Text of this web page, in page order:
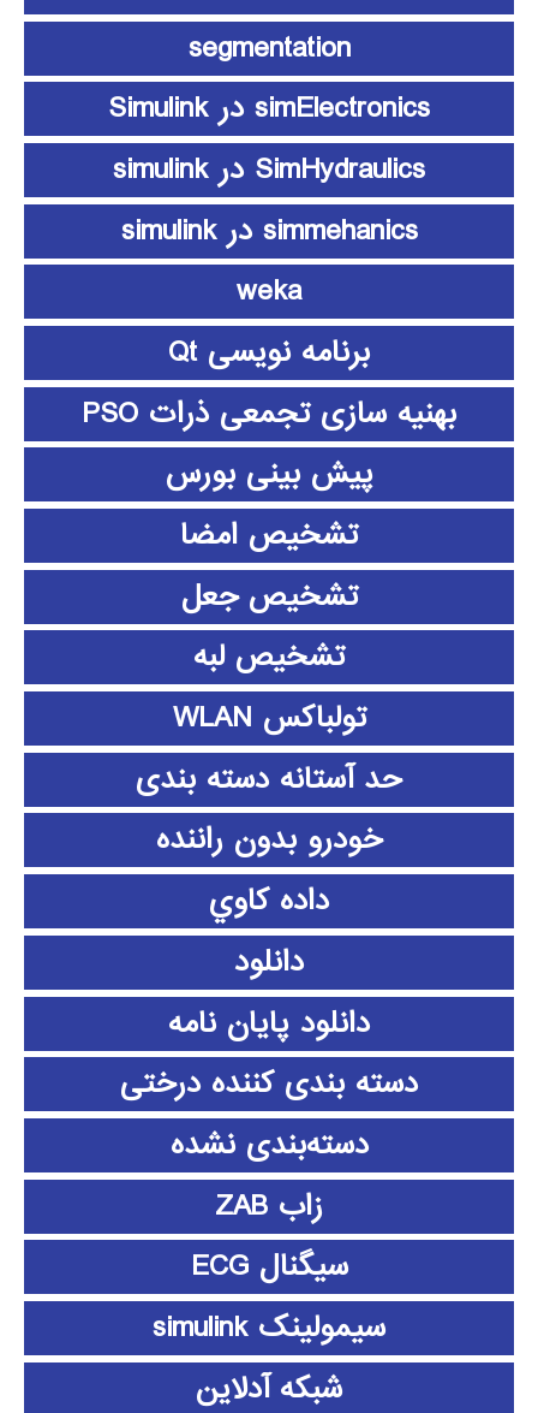
segmentation
simElectronics در Simulink
SimHydraulics در simulink
simmehanics در simulink
weka
برنامه نویسی Qt
بهنیه سازی تجمعی ذرات PSO
پیش بینی بورس
تشخیص امضا
تشخیص جعل
تشخیص لبه
تولباکس WLAN
حد آستانه دسته بندی
خودرو بدون راننده
داده كاوي
دانلود
دانلود پايان نامه
دسته بندی کننده درختی
دسته‌بندی نشده
زاب ZAB
سیگنال ECG
سیمولینک simulink
شبکه آدلاین